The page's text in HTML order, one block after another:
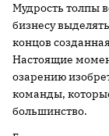
Мудрость толпы
бизнесу
концов
Настоящие
озарению
команды,
большинство.